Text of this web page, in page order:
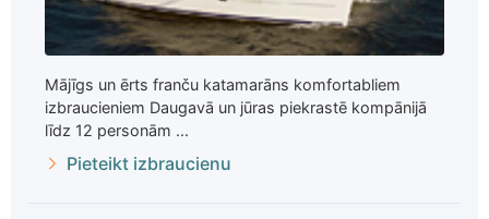
Mājīgs un ērts franču katamarāns komfortabliem
izbraucieniem Daugavā un jūras piekrastē kompānijā
līdz 12 personām ...
Pieteikt izbraucienu